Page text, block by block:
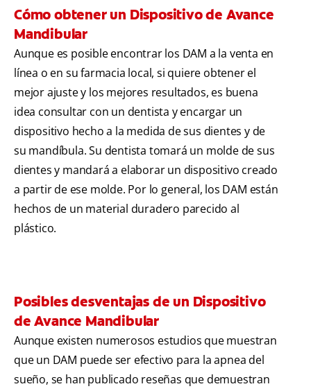
Cómo obtener un Dispositivo de Avance
Mandibular
Aunque es posible encontrar los DAM a la venta en
línea o en su farmacia local, si quiere obtener el
mejor ajuste y los mejores resultados, es buena
idea consultar con un dentista y encargar un
dispositivo hecho a la medida de sus dientes y de
su mandíbula. Su dentista tomará un molde de sus
dientes y mandará a elaborar un dispositivo creado
a partir de ese molde. Por lo general, los DAM están
hechos de un material duradero parecido al
plástico.
Posibles desventajas de un Dispositivo
de Avance Mandibular
Aunque existen numerosos estudios que muestran
que un DAM puede ser efectivo para la apnea del
sueño, se han publicado reseñas que demuestran